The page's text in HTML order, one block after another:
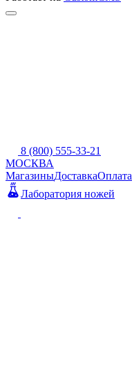
8 (800) 555-33-21
МОСКВА
МагазиныДоставкаОплата
Лаборатория ножей